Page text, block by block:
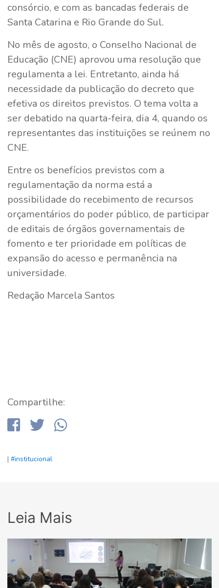
consórcio, e com as bancadas federais de
Santa Catarina e Rio Grande do Sul.
No mês de agosto, o Conselho Nacional de
Educação (CNE) aprovou uma resolução que
regulamenta a lei. Entretanto, ainda há
necessidade da publicação do decreto que
efetiva os direitos previstos. O tema volta a
ser debatido na quarta-feira, dia 4, quando os
representantes das instituições se reúnem no
CNE.
Entre os benefícios previstos com a
regulamentação da norma está a
possibilidade do recebimento de recursos
orçamentários do poder público, de participar
de editais de órgãos governamentais de
fomento e ter prioridade em políticas de
expansão do acesso e permanência na
universidade.
Redação Marcela Santos
Compartilhe:
| #institucional
Leia Mais